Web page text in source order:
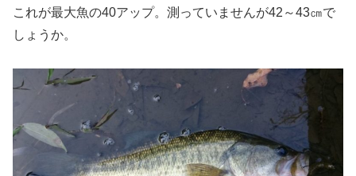
これが最大魚の40アップ。測っていませんが42～43㎝で
しょうか。